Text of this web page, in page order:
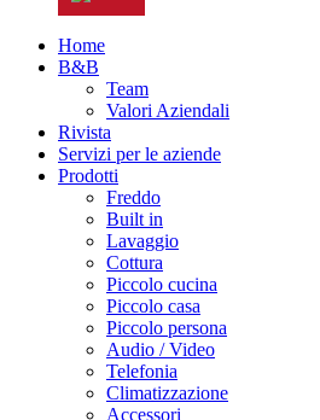
Home
B&B
Team
Valori Aziendali
Rivista
Servizi per le aziende
Prodotti
Freddo
Built in
Lavaggio
Cottura
Piccolo cucina
Piccolo casa
Piccolo persona
Audio / Video
Telefonia
Climatizzazione
Accessori